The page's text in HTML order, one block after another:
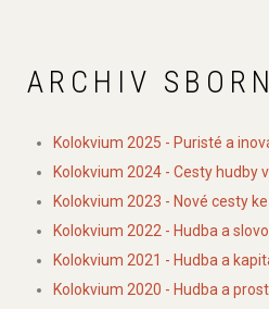
ARCHIV
Kolokvium 2025 - Puristé a
Kolokvium 2024 - Cesty hudby
Kolokvium 2023 - Nové cesty
Kolokvium 2022 - Hudba a slovo
Kolokvium 2021 - Hudba a
Kolokvium 2020 - Hudba a